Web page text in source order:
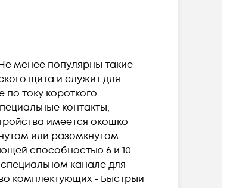
менее популярны такие
щита и служит для
току короткого
контакты,
имеется окошко
или разомкнутом.
способностью 6 и 10
канале для
комплектующих - Быстрый